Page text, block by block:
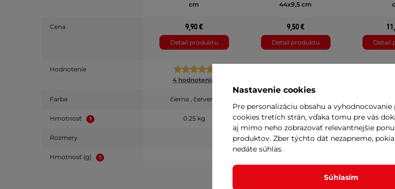
cm
44x9,5 cm
Cena 9,90 €
Detail produktu
9,50 €
Detail produktu Detail
Hodnotenie
4 hodnotenie
Farba čierna , červená
Hmotnosť 0.25 kg 0.20 kg
Rozmery 9 x 9
Hmotnosť (g)
Nastavenie cookies
Pre personalizáciu obsahu a vyhodnocovanie
cookies tretích strán, vďaka tomu pre vás
aj mimo neho zobrazovať relevantnejšie
produktov. Zber týchto dát nezapneme,
nedáte súhlas.
Súhlasím